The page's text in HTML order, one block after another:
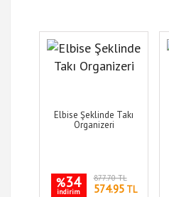
Elbise Şeklinde Takı
Organizeri
%34
indirim
877.70 TL
574.95TL